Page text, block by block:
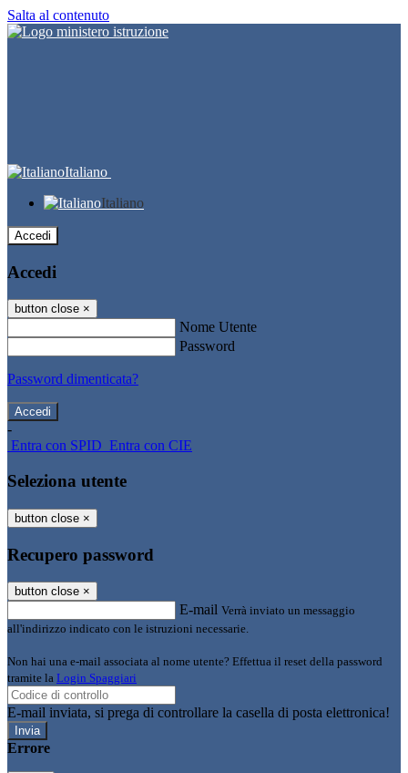
Salta al contenuto
Italiano
Italiano
Accedi
Accedi
button close ×
Nome Utente
Password
Password dimenticata?
-
Entra con SPID Entra con CIE
Seleziona utente
button close ×
Recupero password
button close ×
E-mail Verrà inviato un messaggio
all'indirizzo indicato con le istruzioni necessarie.
Non hai una e-mail associata al nome utente? Effettua il reset della password
tramite la Login Spaggiari
E-mail inviata, si prega di controllare la casella di posta elettronica!
Errore